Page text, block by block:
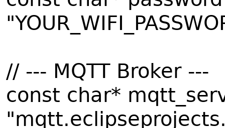
// --- MQTT Broker ---
const char*